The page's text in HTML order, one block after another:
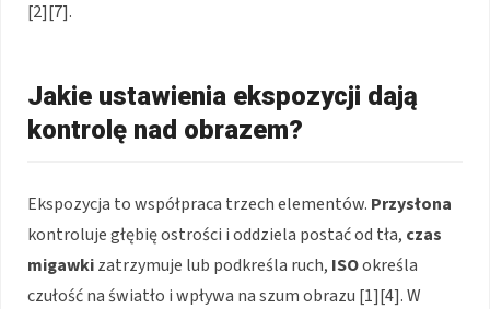
[2][7].
Jakie ustawienia ekspozycji dają
kontrolę nad obrazem?
Ekspozycja to współpraca trzech elementów. Przysłona
kontroluje głębię ostrości i oddziela postać od tła, czas
migawkizatrzymuje lub podkreśla ruch, ISOokreśla
czułość na światło i wpływa na szum obrazu [1][4]. W